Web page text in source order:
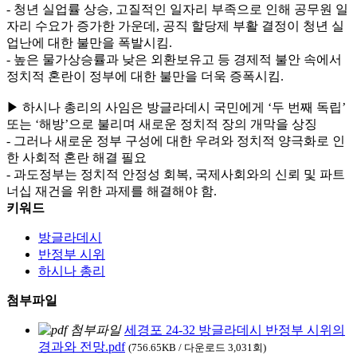
- 청년 실업률 상승, 고질적인 일자리 부족으로 인해 공무원 일
자리 수요가 증가한 가운데, 공직 할당제 부활 결정이 청년 실
업난에 대한 불만을 폭발시킴.
- 높은 물가상승률과 낮은 외환보유고 등 경제적 불안 속에서
정치적 혼란이 정부에 대한 불만을 더욱 증폭시킴.
▶ 하시나 총리의 사임은 방글라데시 국민에게 ‘두 번째 독립’
또는 ‘해방’으로 불리며 새로운 정치적 장의 개막을 상징
- 그러나 새로운 정부 구성에 대한 우려와 정치적 양극화로 인
한 사회적 혼란 해결 필요
- 과도정부는 정치적 안정성 회복, 국제사회와의 신뢰 및 파트
너십 재건을 위한 과제를 해결해야 함.
키워드
방글라데시
반정부 시위
하시나 총리
첨부파일
세경포 24-32 방글라데시 반정부 시위의
경과와 전망.pdf (756.65KB / 다운로드 3,031회)